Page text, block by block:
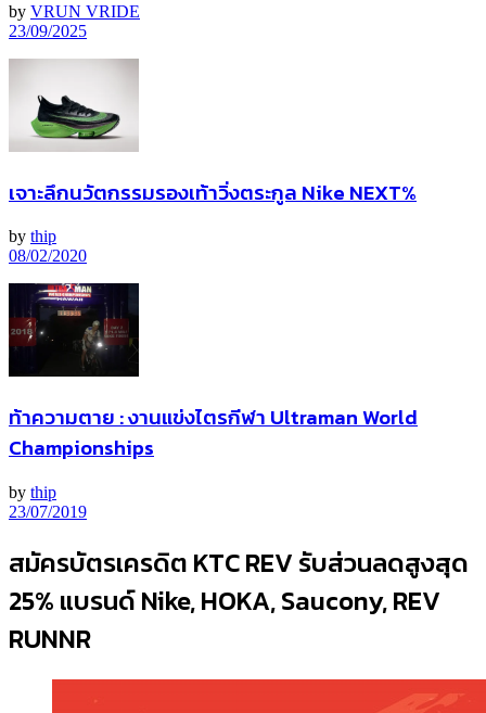
by VRUN VRIDE
23/09/2025
เจาะลึกนวัตกรรมรองเท้าวิ่งตระกูล Nike NEXT%
by thip
08/02/2020
ท้าความตาย : งานแข่งไตรกีฬา Ultraman World
Championships
by thip
23/07/2019
สมัครบัตรเครดิต KTC REV รับส่วนลดสูงสุด
25% แบรนด์ Nike, HOKA, Saucony, REV
RUNNR